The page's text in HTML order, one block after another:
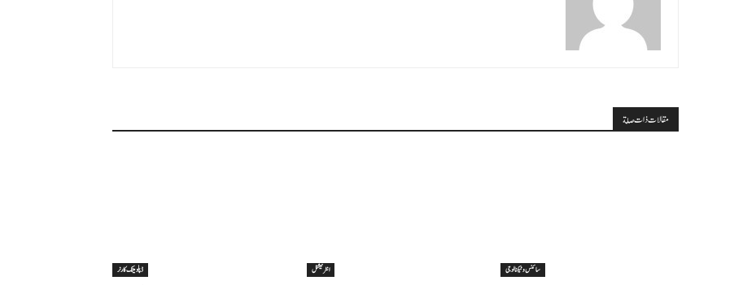
مقالات ذات صلة
سائنس وٹیکنالوجی انٹرنیشنل ڈپلومیٹک کارنر